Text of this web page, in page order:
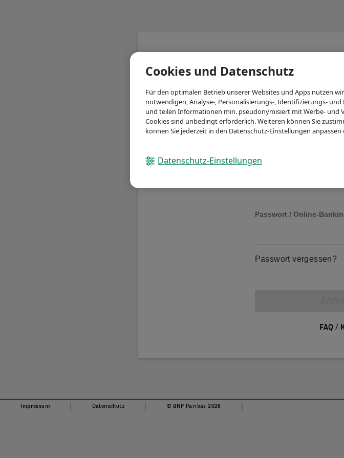
Herzlich
Passwort / Online-
Passwort vergessen?
FAQ /
Impressum Datenschutz © BNP Paribas 2026
Cookies und Datenschutz
Für den optimalen Betrieb unserer Websites und Apps nutzen
notwendigen, Analyse-, Personalisierungs-, Identifizierungs-
und teilen Informationen min. pseudonymisiert mit Werbe- und
Cookies sind unbedingt erforderlich. Weiteren können Sie
können Sie jederzeit in den Datenschutz-Einstellungen
Datenschutz-Einstellungen